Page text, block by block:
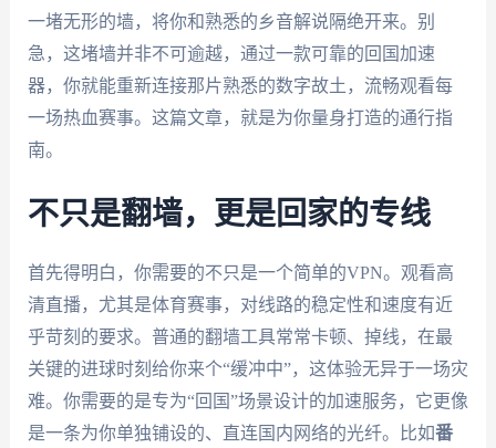
一堵无形的墙，将你和熟悉的乡音解说隔绝开来。别
急，这堵墙并非不可逾越，通过一款可靠的回国加速
器，你就能重新连接那片熟悉的数字故土，流畅观看每
一场热血赛事。这篇文章，就是为你量身打造的通行指
南。
不只是翻墙，更是回家的专线
首先得明白，你需要的不只是一个简单的VPN。观看高
清直播，尤其是体育赛事，对线路的稳定性和速度有近
乎苛刻的要求。普通的翻墙工具常常卡顿、掉线，在最
关键的进球时刻给你来个“缓冲中”，这体验无异于一场灾
难。你需要的是专为“回国”场景设计的加速服务，它更像
是一条为你单独铺设的、直连国内网络的光纤。比如番